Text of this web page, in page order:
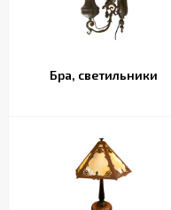
Бра, светильники